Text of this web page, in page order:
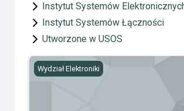
Instytut Systemów
Instytut Systemów Łączności
Utworzone w USOS
Telefonia IP
Wydział Elektroniki